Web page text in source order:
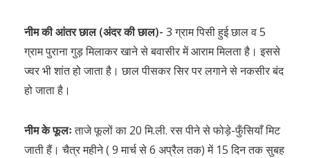
नीम की आंतर छाल (अंदर की छाल)- 3 ग्राम पिसी हुई छाल व 5
ग्राम पुराना गुड़ मिलाकर खाने से बवासीर में आराम मिलता है। इससे
ज्वर भी शांत हो जाता है। छाल पीसकर सिर पर लगाने से नकसीर बंद
हो जाता है।
नीम के फूलःताजे फूलों का 20 मि.ली. रस पीने से फोड़े-फुँसियाँ मिट
जाती हैं। चैत्र महीने ( 9 मार्च से 6 अप्रैल तक) में 15 दिन तक सुबह